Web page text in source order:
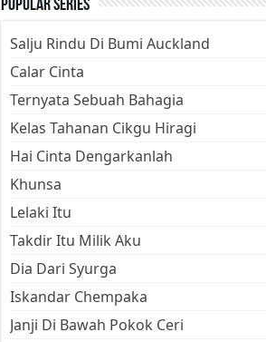
Popular Series
Salju Rindu Di Bumi Auckland
Calar Cinta
Ternyata Sebuah Bahagia
Kelas Tahanan Cikgu Hiragi
Hai Cinta Dengarkanlah
Khunsa
Lelaki Itu
Takdir Itu Milik Aku
Dia Dari Syurga
Iskandar Chempaka
Janji Di Bawah Pokok Ceri